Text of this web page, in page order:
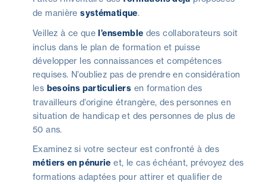
de manièresystématique.
Veillez à ce que l’ensemble des collaborateurs soit
inclus dans le plan de formation et puisse
développer les connaissances et compétences
requises. N’oubliez pas de prendre en considération
les besoins particuliers en formation des
travailleurs d’origine étrangère, des personnes en
situation de handicap et des personnes de plus de
50 ans.
Examinez si votre secteur est confronté à des
métiers en pénurie et, le cas échéant, prévoyez des
formations adaptées pour attirer et qualifier de